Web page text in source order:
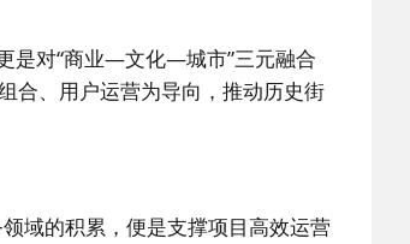
是对“商业—文化—城市”三元融合
合、用户运营为导向，推动历史街
域的积累，便是支撑项目高效运营